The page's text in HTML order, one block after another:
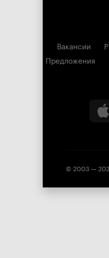
Вакансии
Предложения
© 2003 —